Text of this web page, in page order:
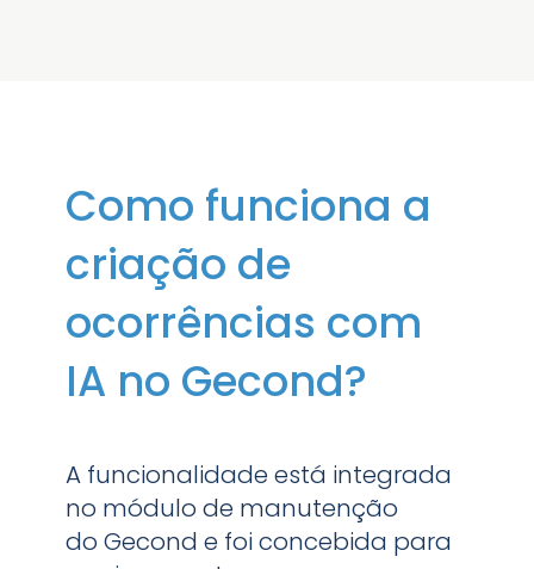
Como funciona a
criação de
ocorrências com
IA no Gecond?
A funcionalidade está integrada
no módulo de manutenção
do Gecond e foi concebida para